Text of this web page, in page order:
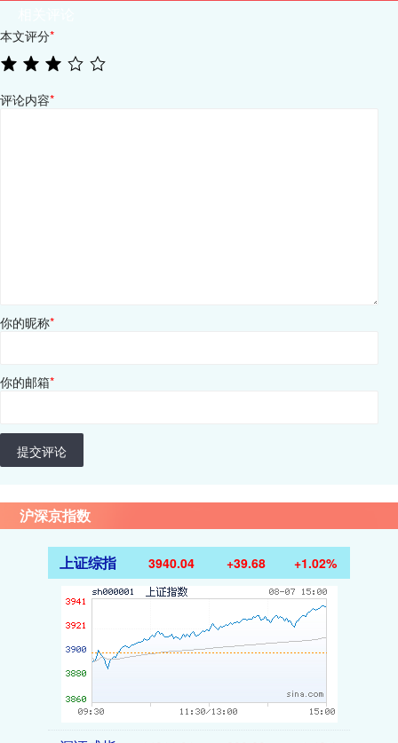
本文评分*
评论内容*
你的昵称*
你的邮箱*
提交评论
沪深京指数
上证综指 3940.04 +39.68 +1.02%